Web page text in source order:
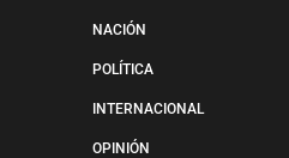
NACIÓN
POLÍTICA
INTERNACIONAL
OPINIÓN